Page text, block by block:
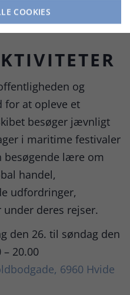
historie og
denne æra.
og
for at opleve et
besøger jævnligt
i maritime festivaler
besøgende lære om
handel,
udfordringer,
deres rejser.
den 26. til søndag den
20.00
6960 Hvide
COOKIES